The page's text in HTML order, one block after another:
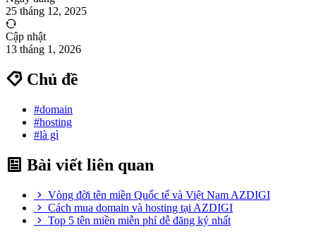
25 tháng 12, 2025
Cập nhật
13 tháng 1, 2026
Chủ đề
#domain
#hosting
#là gì
Bài viết liên quan
Vòng đời tên miền Quốc tế và Việt Nam AZDIGI
Cách mua domain và hosting tại AZDIGI
Top 5 tên miền miễn phí dễ đăng ký nhất